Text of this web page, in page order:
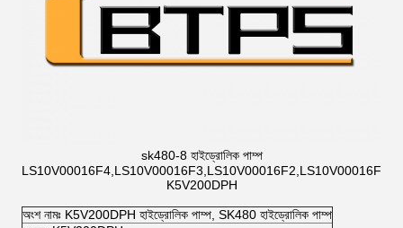
sk480-8 হাইড্রোলিক পাম্প
LS10V00016F4,LS10V00016F3,LS10V00016F2,LS10V00016F1,
K5V200DPH
অংশ নামঃ K5V200DPH হাইড্রোলিক পাম্প, SK480 হাইড্রোলিক পাম্প